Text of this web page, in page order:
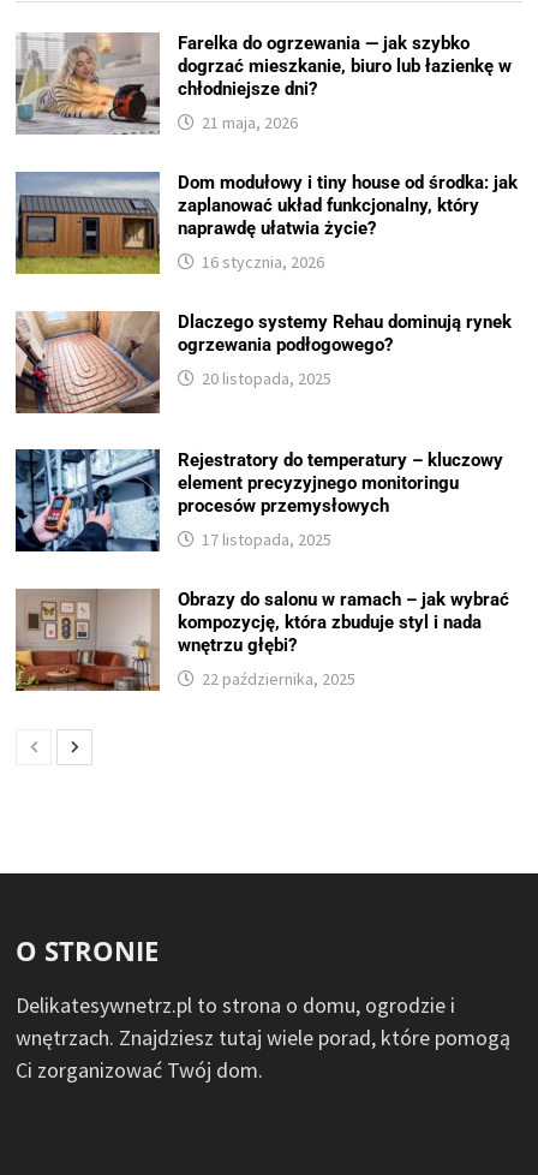
Farelka do ogrzewania — jak szybko
dogrzać mieszkanie, biuro lub łazienkę w
chłodniejsze dni?
21 maja, 2026
Dom modułowy i tiny house od środka: jak
zaplanować układ funkcjonalny, który
naprawdę ułatwia życie?
16 stycznia, 2026
Dlaczego systemy Rehau dominują rynek
ogrzewania podłogowego?
20 listopada, 2025
Rejestratory do temperatury – kluczowy
element precyzyjnego monitoringu
procesów przemysłowych
17 listopada, 2025
Obrazy do salonu w ramach – jak wybrać
kompozycję, która zbuduje styl i nada
wnętrzu głębi?
22 października, 2025
O STRONIE
Delikatesywnetrz.pl to strona o domu, ogrodzie i
wnętrzach. Znajdziesz tutaj wiele porad, które pomogą
Ci zorganizować Twój dom.